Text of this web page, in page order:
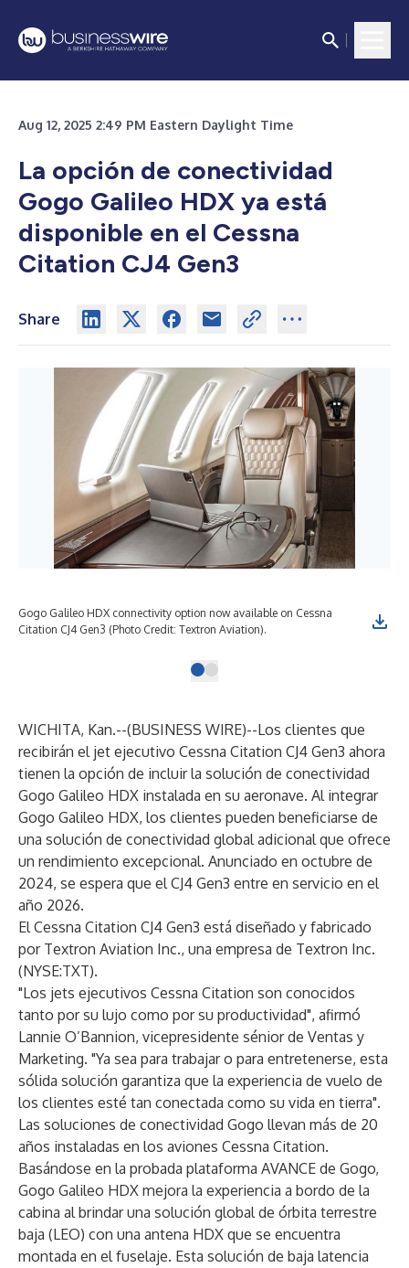
Aug 12, 2025 2:49 PM Eastern Daylight Time
La opción de conectividad
Gogo Galileo HDX ya está
disponible en el Cessna
Citation CJ4 Gen3
Share
Gogo Galileo HDX connectivity option now available on Cessna
Citation CJ4 Gen3 (Photo Credit: Textron Aviation).
WICHITA, Kan.--(BUSINESS WIRE)--Los clientes que
recibirán el jet ejecutivo Cessna Citation CJ4 Gen3 ahora
tienen la opción de incluir la solución de conectividad
Gogo Galileo HDX instalada en su aeronave. Al integrar
Gogo Galileo HDX, los clientes pueden beneficiarse de
una solución de conectividad global adicional que ofrece
un rendimiento excepcional. Anunciado en octubre de
2024, se espera que el CJ4 Gen3 entre en servicio en el
año 2026.
El Cessna Citation CJ4 Gen3 está diseñado y fabricado
por Textron Aviation Inc., una empresa de Textron Inc.
(NYSE:TXT).
"Los jets ejecutivos Cessna Citation son conocidos
tanto por su lujo como por su productividad", afirmó
Lannie O’Bannion, vicepresidente sénior de Ventas y
Marketing. "Ya sea para trabajar o para entretenerse, esta
sólida solución garantiza que la experiencia de vuelo de
los clientes esté tan conectada como su vida en tierra".
Las soluciones de conectividad Gogo llevan más de 20
años instaladas en los aviones Cessna Citation.
Basándose en la probada plataforma AVANCE de Gogo,
Gogo Galileo HDX mejora la experiencia a bordo de la
cabina al brindar una solución global de órbita terrestre
baja (LEO) con una antena HDX que se encuentra
montada en el fuselaje. Esta solución de baja latencia